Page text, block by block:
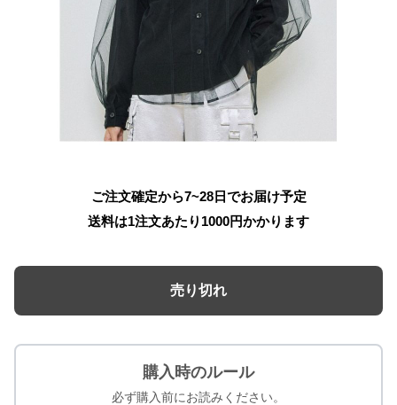
ご注文確定から7~28日でお届け予定
送料は1注文あたり 1000円かかります
売り切れ
購入時のルール
必ず購入前にお読みください。